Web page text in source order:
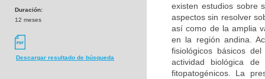
Duración:
12 meses
Descargar resultado de búsqueda
existen estudios sobre
aspectos sin resolver
así como de la amplia
en la región andina.
fisiológicos básicos
actividad biológica
fitopatogénicos. La